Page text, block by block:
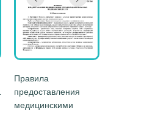
Правила
предоставления
медицинскими